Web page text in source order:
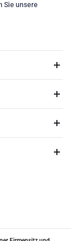
Sie unsere